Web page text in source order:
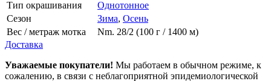
Тип окрашивания
Однотонное
Сезон
Зима, Осень
Вес / метраж мотка
Nm. 28/2 (100 г / 1400 м)
Доставка
Уважаемые покупатели! Мы работаем в обычном режиме, к
сожалению, в связи с неблагоприятной эпидемиологической